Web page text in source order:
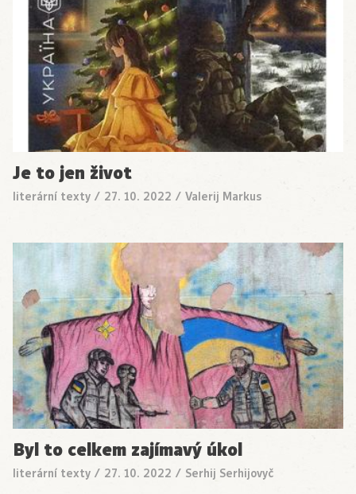
Je to jen život
literární texty / 27. 10. 2022 / Valerij Markus
Byl to celkem zajímavý úkol
literární texty / 27. 10. 2022 / Serhij Serhijovyč